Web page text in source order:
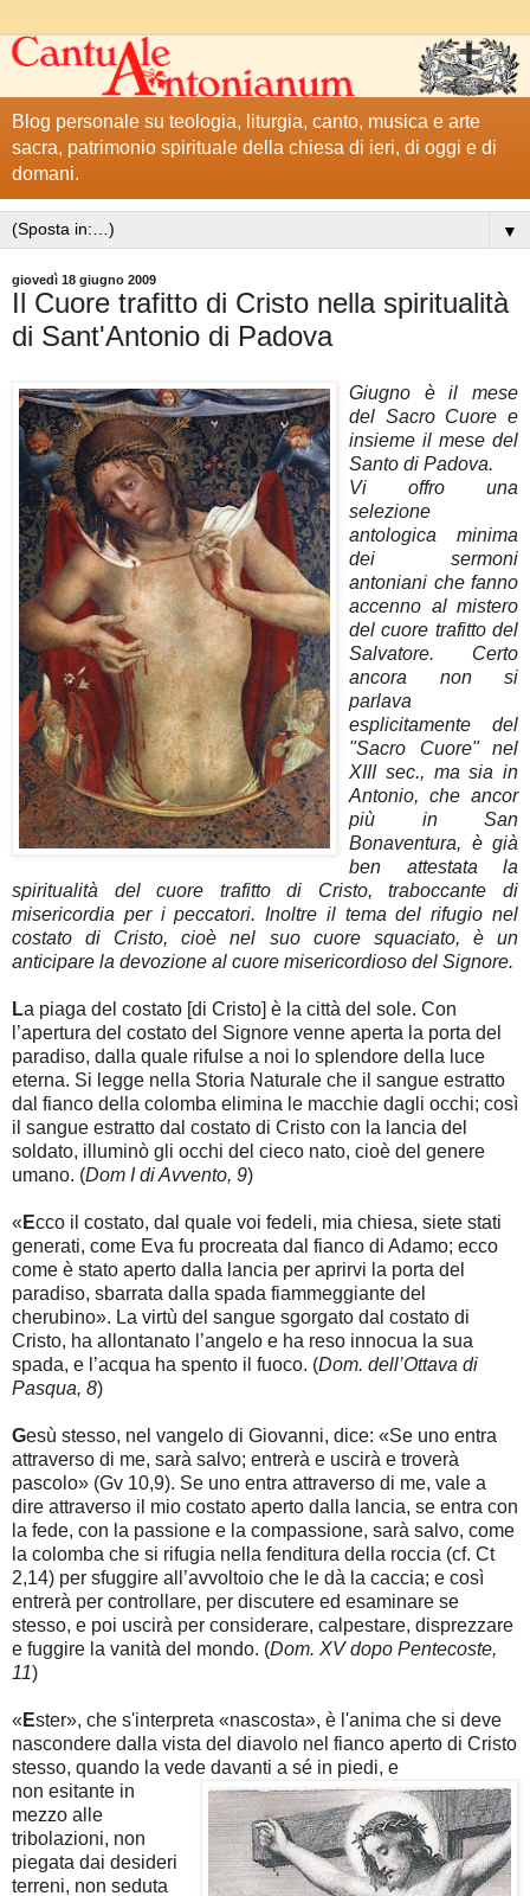
Blog personale su teologia, liturgia, canto, musica e arte
sacra, patrimonio spirituale della chiesa di ieri, di oggi e di
domani.
▼
giovedì 18 giugno 2009
Il Cuore trafitto di Cristo nella spiritualità
di Sant'Antonio di Padova
Giugno è il mese
del Sacro Cuore e
insieme il mese del
Santo di Padova.
Vi offro una
selezione
antologica minima
dei sermoni
antoniani che fanno
accenno al mistero
del cuore trafitto del
Salvatore. Certo
ancora non si
parlava
esplicitamente del
"Sacro Cuore" nel
XIII sec., ma sia in
Antonio, che ancor
più in San
Bonaventura, è già
ben attestata la
spiritualità del cuore trafitto di Cristo, traboccante di
misericordia per i peccatori. Inoltre il tema del rifugio nel
costato di Cristo, cioè nel suo cuore squaciato, è un
anticipare la devozione al cuore misericordioso del Signore.
La piaga del costato [di Cristo] è la città del sole. Con
l’apertura del costato del Signore venne aperta la porta del
paradiso, dalla quale rifulse a noi lo splendore della luce
eterna. Si legge nella Storia Naturale che il sangue estratto
dal fianco della colomba elimina le macchie dagli occhi; così
il sangue estratto dal costato di Cristo con la lancia del
soldato, illuminò gli occhi del cieco nato, cioè del genere
umano. (Dom I di Avvento, 9)
« Ecco il costato, dal quale voi fedeli, mia chiesa, siete stati
generati, come Eva fu procreata dal fianco di Adamo; ecco
come è stato aperto dalla lancia per aprirvi la porta del
paradiso, sbarrata dalla spada fiammeggiante del
cherubino». La virtù del sangue sgorgato dal costato di
Cristo, ha allontanato l’angelo e ha reso innocua la sua
spada, e l’acqua ha spento il fuoco. (Dom. dell’Ottava di
Pasqua, 8)
Gesù stesso, nel vangelo di Giovanni, dice: «Se uno entra
attraverso di me, sarà salvo; entrerà e uscirà e troverà
pascolo» (Gv 10,9). Se uno entra attraverso di me, vale a
dire attraverso il mio costato aperto dalla lancia, se entra con
la fede, con la passione e la compassione, sarà salvo, come
la colomba che si rifugia nella fenditura della roccia (cf. Ct
2,14) per sfuggire all’avvoltoio che le dà la caccia; e così
entrerà per controllare, per discutere ed esaminare se
stesso, e poi uscirà per considerare, calpestare, disprezzare
e fuggire la vanità del mondo. (Dom. XV dopo Pentecoste,
11)
« Ester», che s'interpreta «nascosta», è l'anima che si deve
nascondere dalla vista del diavolo nel fianco aperto di Cristo
stesso, quando la vede davanti a sé in piedi, e
non esitante in
mezzo alle
tribolazioni, non
piegata dai desideri
terreni, non seduta